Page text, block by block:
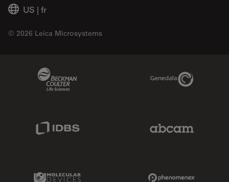
US | fr
© 2026 Leica Microsystems
Genedata Link
Molecular Devices Link